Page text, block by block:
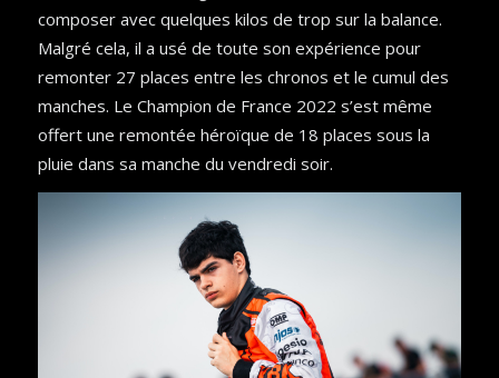
composer avec quelques kilos de trop sur la balance.
Malgré cela, il a usé de toute son expérience pour
remonter 27 places entre les chronos et le cumul des
manches. Le Champion de France 2022 s’est même
offert une remontée héroïque de 18 places sous la
pluie dans sa manche du vendredi soir.